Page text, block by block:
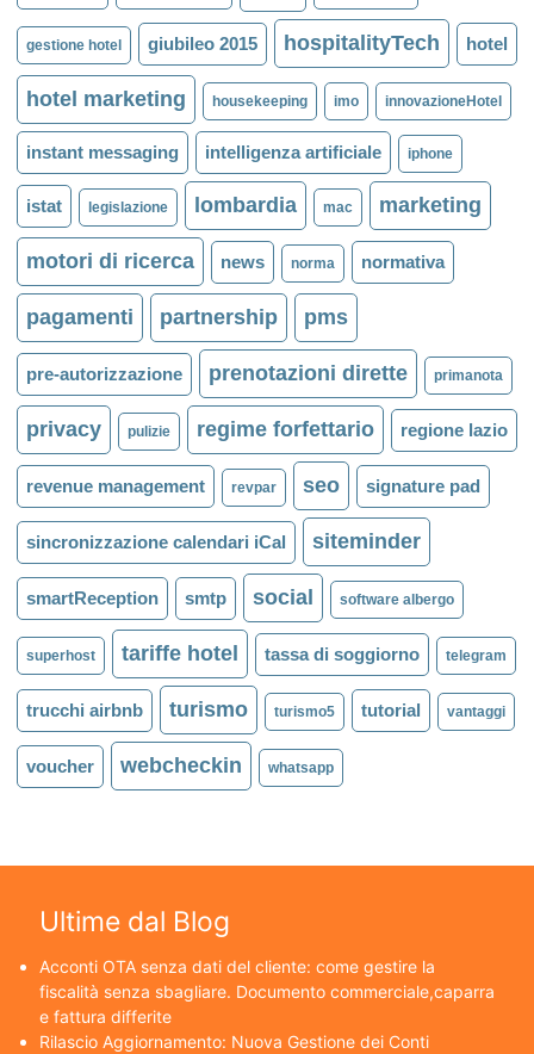
gestione hotel giubileo 2015 hospitalityTech hotel
hotel marketing housekeeping imo innovazioneHotel
instant messaging intelligenza artificiale iphone
istat legislazione lombardia mac marketing
motori di ricerca news norma normativa
pagamenti partnership pms
pre-autorizzazione prenotazioni dirette primanota
privacy pulizie regime forfettario regione lazio
revenue management revpar seo signature pad
sincronizzazione calendari iCal siteminder
smartReception smtp social software albergo
superhost tariffe hotel tassa di soggiorno telegram
trucchi airbnb turismo turismo5 tutorial vantaggi
voucher webcheckin whatsapp
Ultime dal Blog
Acconti OTA senza dati del cliente: come gestire la
fiscalità senza sbagliare. Documento commerciale,caparra
e fattura differite
Rilascio Aggiornamento: Nuova Gestione dei Conti